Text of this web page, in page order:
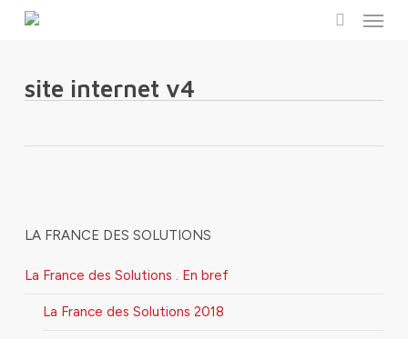
Menu
site internet v4
LA FRANCE DES SOLUTIONS
La France des Solutions . En bref
La France des Solutions 2018